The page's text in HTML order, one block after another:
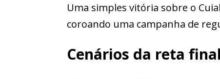
Uma simples vitória sobre o
coroando uma campanha de
Cenários da reta final